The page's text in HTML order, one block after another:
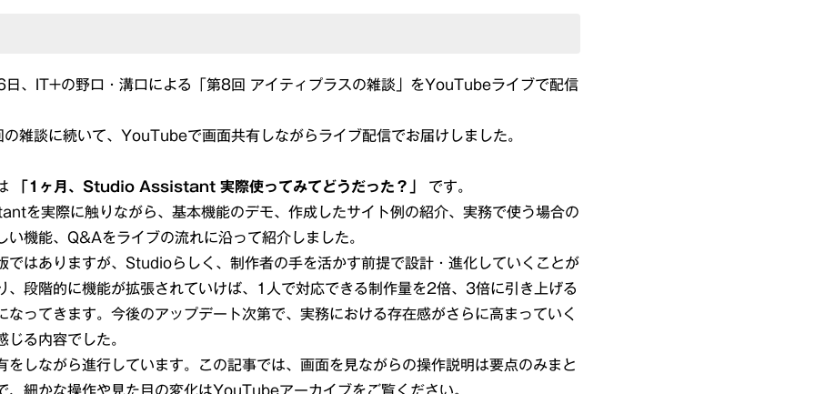
、IT+の野口・溝口による「第8回 アイティプラスの雑談」をYouTubeライブで配信
雑談に続いて、YouTubeで画面共有しながらライブ配信でお届けしました。
「1ヶ月、Studio Assistant 実際使ってみてどうだった？」 です。
を実際に触りながら、基本機能のデモ、作成したサイト例の紹介、実務で使う場合の
い機能、Q&Aをライブの流れに沿って紹介しました。
ではありますが、Studioらしく、制作者の手を活かす前提で設計・進化していくことが
、段階的に機能が拡張されていけば、1人で対応できる制作量を2倍、3倍に引き上げる
なってきます。今後のアップデート次第で、実務における存在感がさらに高まっていく
る内容でした。
をしながら進行しています。この記事では、画面を見ながらの操作説明は要点のみまと